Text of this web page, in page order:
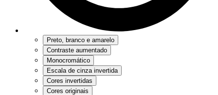
Preto, branco e amarelo
Contraste aumentado
Monocromático
Escala de cinza invertida
Cores invertidas
Cores originais